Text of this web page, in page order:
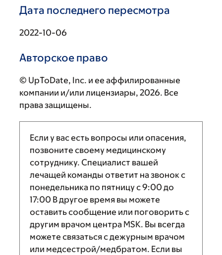
Дата последнего пересмотра
2022-10-06
Авторское право
© UpToDate, Inc. и ее аффилированные
компании и/или лицензиары, 2026. Все
права защищены.
Если у вас есть вопросы или опасения,
позвоните своему медицинскому
сотруднику. Специалист вашей
лечащей команды ответит на звонок с
понедельника по пятницу с9:00 до
17:00 В другое время вы можете
оставить сообщение или поговорить с
другим врачом центра MSK. Вы всегда
можете связаться с дежурным врачом
или медсестрой/медбратом. Если вы